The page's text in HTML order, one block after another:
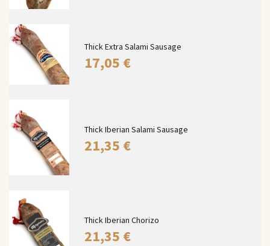
Thick Extra Salami Sausage
17,05 €
Thick Iberian Salami Sausage
21,35 €
Thick Iberian Chorizo
21,35 €